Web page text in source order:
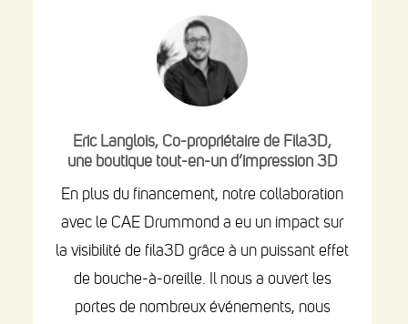
Eric Langlois, Co-propriétaire de Fila3D,
une boutique tout-en-un d’impression 3D
En plus du financement, notre collaboration
avec le CAE Drummond a eu un impact sur
la visibilité de fila3D grâce à un puissant effet
de bouche-à-oreille. Il nous a ouvert les
portes de nombreux événements, nous